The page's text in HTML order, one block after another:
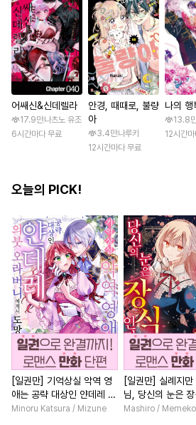
어쌔신&신데렐라
17.9만나츠노 유조
6시간마다 무료
안경, 때때로, 불량
아
3.4만나루키
12시간마다 무료
나의 행
13.8
12시간
오늘의 PICK!
[일권만] 기억상실 악역 영
애는 공략 대상인 얀데레 의
붓 오라버니에게서 도망칠
Minoru Katsura / Mizune
[일권만] 실례지만
님, 당신의 눈은
요? [단행본]
Mashiro / Memeko